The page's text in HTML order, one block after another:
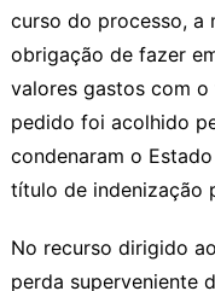
curso do processo, a
obrigação de fazer
valores gastos com
pedido foi acolhido
condenaram o
título de indenização
No recurso dirigido
perda superveniente